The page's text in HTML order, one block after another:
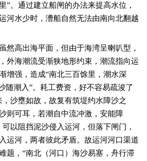
”。通过建立船闸的办法来提高水位，
河水少时，漕船自然无法由南向北翻越
然高出海平面，但由于海湾呈喇叭型，
外海潮流受渐狭地形约束，潮流指向运
增强，造成“南北三百馀里，潮水深
随潮入”。耗工费资，好不容易疏浚了
沙壅如故，故复有筑堤约水障沙之
可耳，若潮自中流冲激，安能障
以阻挡泥沙侵入运河，但落下闸门，
运河，两者彼此矛盾。故运河河口渠道
题，“南北（河口）海沙易塞，舟行滞